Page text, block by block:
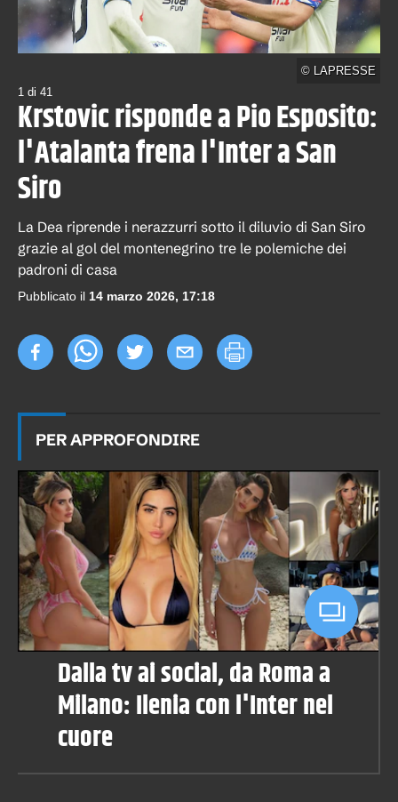
© LAPRESSE
1 di 41
Krstovic risponde a Pio Esposito:
l'Atalanta frena l'Inter a San
Siro
La Dea riprende i nerazzurri sotto il diluvio di San Siro
grazie al gol del montenegrino tre le polemiche dei
padroni di casa
Pubblicato il 14 marzo 2026, 17:18
PER APPROFONDIRE
Dalla tv ai social, da Roma a
Milano: Ilenia con l'Inter nel
cuore